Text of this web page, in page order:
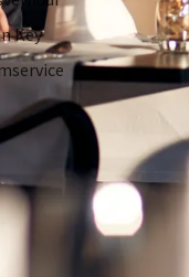
Key